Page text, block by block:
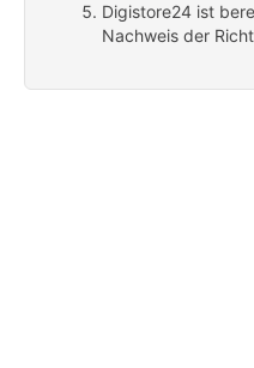
Digistore24 ist
Nachweis der